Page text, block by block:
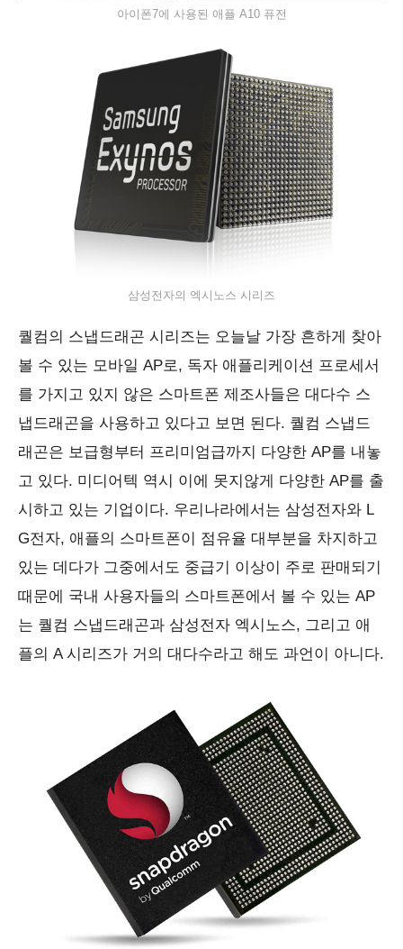
아이폰7에 사용된 애플 A10 퓨전
삼성전자의 엑시노스 시리즈
퀄컴의 스냅드래곤 시리즈는 오늘날 가장 흔하게 찾아
볼 수 있는 모바일 AP로, 독자 애플리케이션 프로세서
를 가지고 있지 않은 스마트폰 제조사들은 대다수 스
냅드래곤을 사용하고 있다고 보면 된다. 퀄컴 스냅드
래곤은 보급형부터 프리미엄급까지 다양한 AP를 내놓
고 있다. 미디어텍 역시 이에 못지않게 다양한 AP를 출
시하고 있는 기업이다. 우리나라에서는 삼성전자와 L
G전자, 애플의 스마트폰이 점유율 대부분을 차지하고
있는 데다가 그중에서도 중급기 이상이 주로 판매되기
때문에 국내 사용자들의 스마트폰에서 볼 수 있는 AP
는 퀄컴 스냅드래곤과 삼성전자 엑시노스, 그리고 애
플의 A 시리즈가 거의 대다수라고 해도 과언이 아니다.